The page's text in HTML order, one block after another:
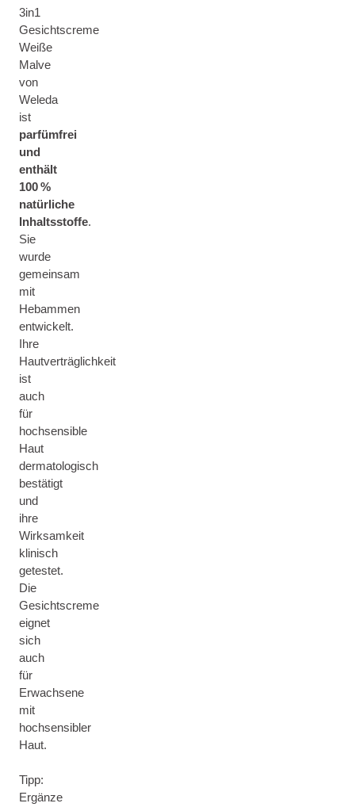
3in1
Gesichtscreme
Weiße
Malve
von
Weleda
ist
parfümfrei
und
enthält
100 %
natürliche
Inhaltsstoffe.
Sie
wurde
gemeinsam
mit
Hebammen
entwickelt.
Ihre
Hautverträglichkeit
ist
auch
für
hochsensible
Haut
dermatologisch
bestätigt
und
ihre
Wirksamkeit
klinisch
getestet.
Die
Gesichtscreme
eignet
sich
auch
für
Erwachsene
mit
hochsensibler
Haut.
Tipp:
Ergänze